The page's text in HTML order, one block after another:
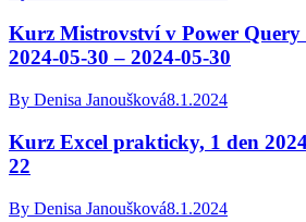
Kurz Mistrovství v Power Query
2024-05-30 – 2024-05-30
By Denisa Janoušková8.1.2024
Kurz Excel prakticky, 1 den
22
By Denisa Janoušková8.1.2024